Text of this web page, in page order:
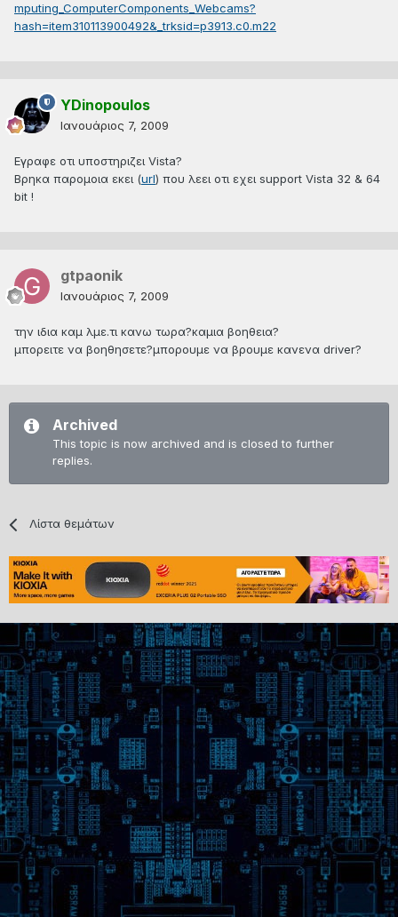
mputing_ComputerComponents_Webcams?
hash=item310113900492&_trksid=p3913.c0.m22
YDinopoulos
Ιανουάριος 7, 2009
Eγραφε οτι υποστηριζει Vista?
Bρηκα παρομοια εκει (url) που λεει οτι εχει support Vista 32 & 64
bit !
gtpaonik
Ιανουάριος 7, 2009
την ιδια καμ λμε.τι κανω τωρα?καμια βοηθεια?
μπορειτε να βοηθησετε?μπορουμε να βρουμε κανενα driver?
Archived
This topic is now archived and is closed to further
replies.
Λίστα θεμάτων